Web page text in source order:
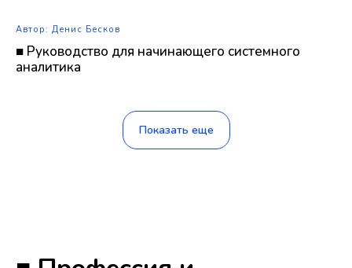
Автор: Денис Бесков
■ Руководство для начинающего системного
аналитика
Показать еще